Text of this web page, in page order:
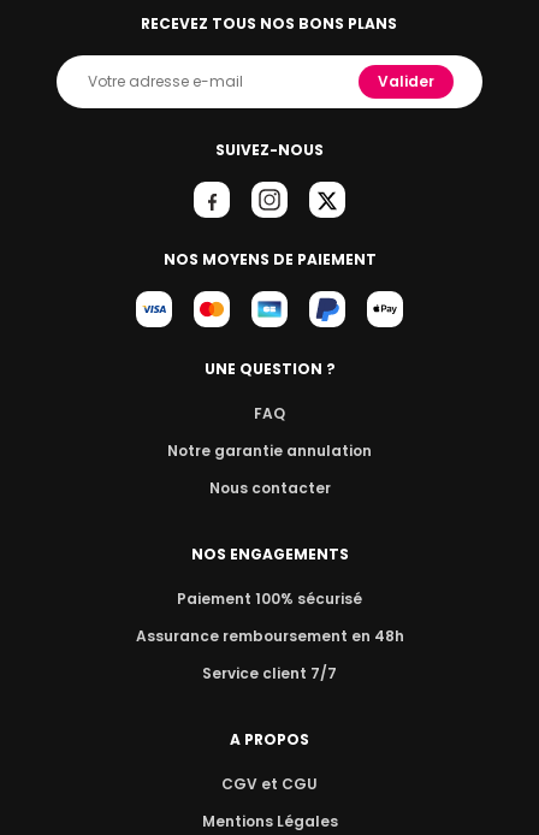
SUIVEZ-NOUS
NOS MOYENS DE PAIEMENT
RECEVEZ TOUS NOS BONS PLANS
Valider
UNE QUESTION ?
FAQ
Notre garantie annulation
Nous contacter
NOS ENGAGEMENTS
Paiement 100% sécurisé
Assurance remboursement en 48h
Service client 7/7
A PROPOS
CGV et CGU
Mentions Légales